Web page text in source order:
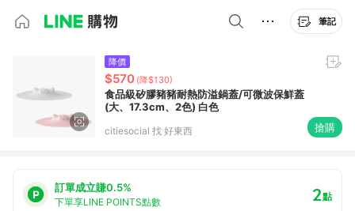
筆記
降價
$570 (降$130)
食品級矽膠豬豬耐熱防溢鍋蓋/可微波保鮮蓋
(大、17.3cm、2色) 白色
citiesocial 找 好東西 搶購
訂單成立賺0.5%
下單享LINE POINTS點數 2點